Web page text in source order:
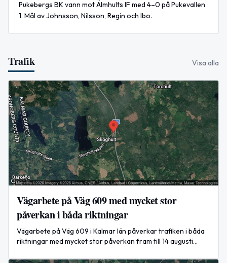
Pukebergs BK vann mot Älmhults IF med 4–0 på Pukevallen
1. Mål av Johnsson, Nilsson, Regin och Ibo.
Trafik Visa alla
Vägarbete på Väg 609 med mycket stor
påverkan i båda riktningar
Vägarbete på Väg 609 i Kalmar län påverkar trafiken i båda
riktningar med mycket stor påverkan fram till 14 augusti